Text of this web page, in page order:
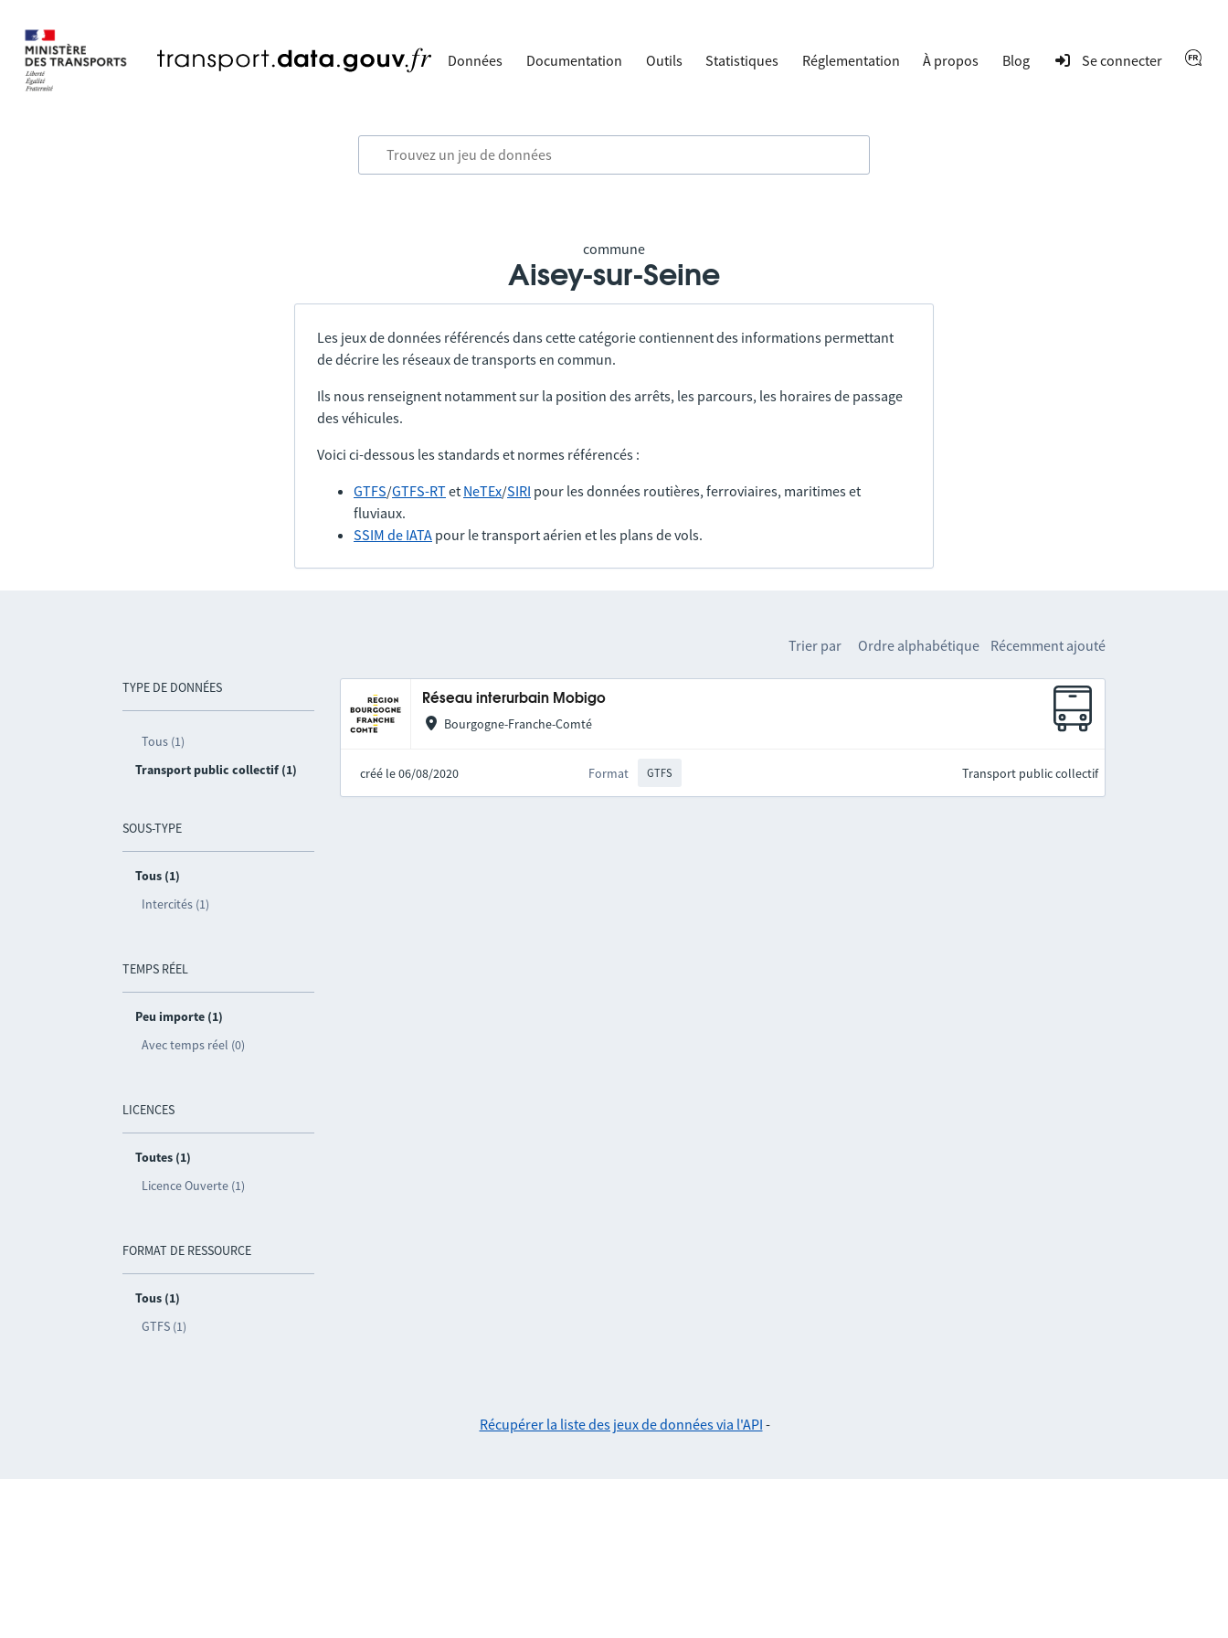
Données Documentation Outils Statistiques Réglementation À propos Blog Se connecter
commune
Aisey-sur-Seine
Les jeux de données référencés dans cette catégorie contiennent des informations permettant
de décrire les réseaux de transports en commun.
Ils nous renseignent notamment sur la position des arrêts, les parcours, les horaires de passage
des véhicules.
Voici ci-dessous les standards et normes référencés :
GTFS/GTFS-RTet NeTEx/SIRI pour les données routières, ferroviaires, maritimes et
fluviaux.
SSIM de IATA pour le transport aérien et les plans de vols.
TYPE DE DONNÉES
Tous (1)
Transport public collectif (1)
SOUS-TYPE
Tous (1)
Intercités (1)
TEMPS RÉEL
Peu importe (1)
Avec temps réel (0)
LICENCES
Toutes (1)
Licence Ouverte (1)
FORMAT DE RESSOURCE
Tous (1)
GTFS (1)
Trier par Ordre alphabétique Récemment ajouté
Réseau interurbain Mobigo
Bourgogne-Franche-Comté
créé le 06/08/2020 Format GTFS Transport public collectif
Récupérer la liste des jeux de données via l'API -